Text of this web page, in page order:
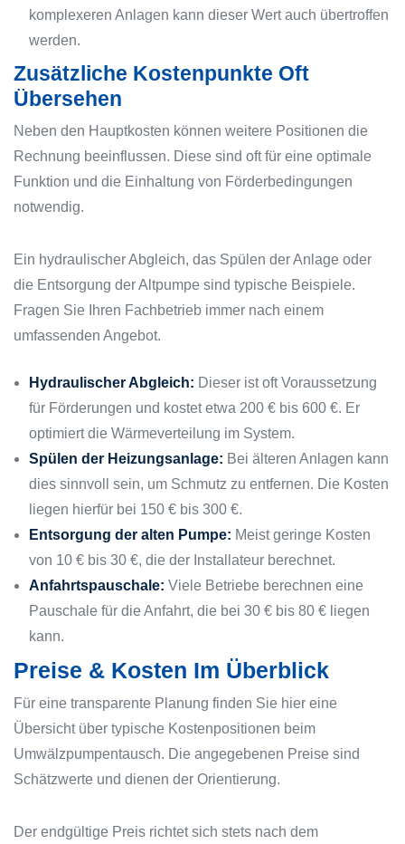
komplexeren Anlagen kann dieser Wert auch übertroffen
werden.
Zusätzliche Kostenpunkte Oft
Übersehen
Neben den Hauptkosten können weitere Positionen die
Rechnung beeinflussen. Diese sind oft für eine optimale
Funktion und die Einhaltung von Förderbedingungen
notwendig.
Ein hydraulischer Abgleich, das Spülen der Anlage oder
die Entsorgung der Altpumpe sind typische Beispiele.
Fragen Sie Ihren Fachbetrieb immer nach einem
umfassenden Angebot.
Hydraulischer Abgleich: Dieser ist oft Voraussetzung
für Förderungen und kostet etwa 200 € bis 600 €. Er
optimiert die Wärmeverteilung im System.
Spülen der Heizungsanlage: Bei älteren Anlagen kann
dies sinnvoll sein, um Schmutz zu entfernen. Die Kosten
liegen hierfür bei 150 € bis 300 €.
Entsorgung der alten Pumpe: Meist geringe Kosten
von 10 € bis 30 €, die der Installateur berechnet.
Anfahrtspauschale: Viele Betriebe berechnen eine
Pauschale für die Anfahrt, die bei 30 € bis 80 € liegen
kann.
Preise & Kosten Im Überblick
Für eine transparente Planung finden Sie hier eine
Übersicht über typische Kostenpositionen beim
Umwälzpumpentausch. Die angegebenen Preise sind
Schätzwerte und dienen der Orientierung.
Der endgültige Preis richtet sich stets nach dem